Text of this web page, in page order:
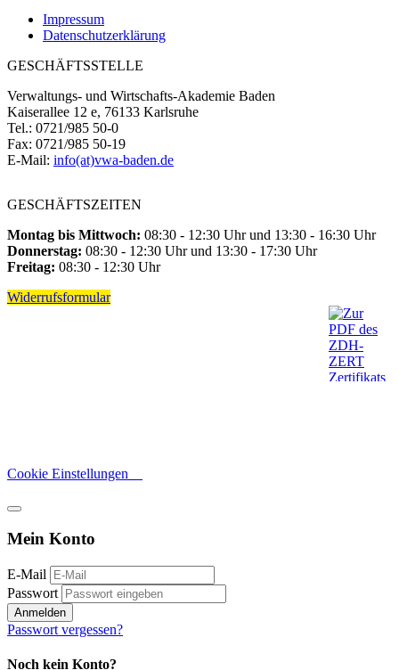
Impressum
Datenschutzerklärung
GESCHÄFTSSTELLE
Verwaltungs- und Wirtschafts-Akademie Baden
Kaiserallee 12 e, 76133 Karlsruhe
Tel.: 0721/985 50-0
Fax: 0721/985 50-19
E-Mail: info(at)vwa-baden.de
GESCHÄFTSZEITEN
Montag bis Mittwoch: 08:30 - 12:30 Uhr und 13:30 - 16:30 Uhr
Donnerstag: 08:30 - 12:30 Uhr und 13:30 - 17:30 Uhr
Freitag: 08:30 - 12:30 Uhr
Widerrufsformular
Cookie Einstellungen
Mein Konto
E-Mail
Passwort
Anmelden
Passwort vergessen?
Noch kein Konto?